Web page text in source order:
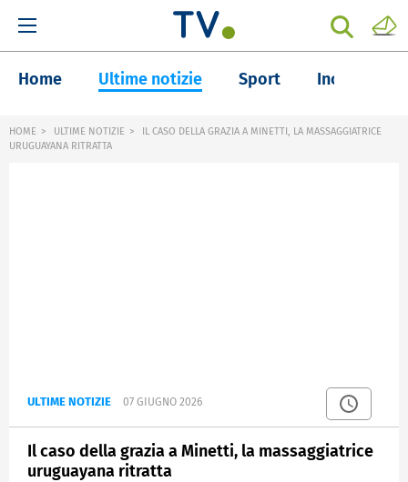
Home Ultime notizie Sport Inchieste
HOME ULTIME NOTIZIE
IL CASO DELLA GRAZIA A MINETTI, LA MASSAGGIATRICE
URUGUAYANA RITRATTA
ULTIME NOTIZIE 07 GIUGNO 2026
Il caso della grazia a Minetti, la massaggiatrice
uruguayana ritratta